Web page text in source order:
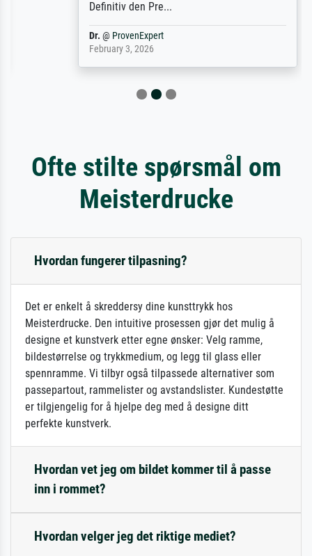
Definitiv den Pre...
ProvenExpert
February 3, 2026
Ofte stilte spørsmål om
Meisterdrucke
Hvordan fungerer tilpasning?
Det er enkelt å skreddersy dine kunsttrykk hos
Meisterdrucke. Den intuitive prosessen gjør det mulig å
designe et kunstverk etter egne ønsker: Velg ramme,
bildestørrelse og trykkmedium, og legg til glass eller
spennramme. Vi tilbyr også tilpassede alternativer som
passepartout, rammelister og avstandslister. Kundestøtte
er tilgjengelig for å hjelpe deg med å designe ditt
perfekte kunstverk.
Hvordan vet jeg om bildet kommer til å passe
inn i rommet?
Hvordan velger jeg det riktige mediet?